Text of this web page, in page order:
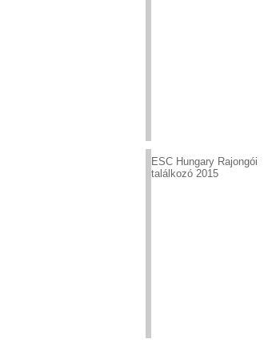
ESC Hungary Rajongói
találkozó 2015